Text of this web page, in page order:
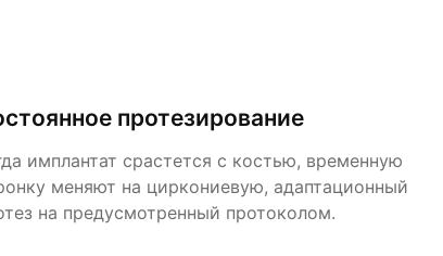
протезирование
имплантат срастется с костью, временную
меняют на циркониевую, адаптационный
на предусмотренный протоколом.